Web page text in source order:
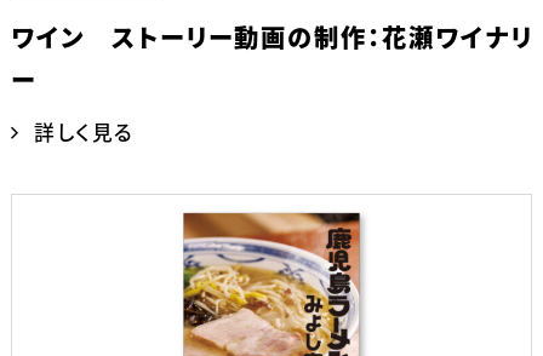
ワイン ストーリー動画の制作：花瀬ワイナリ
ー
詳しく見る